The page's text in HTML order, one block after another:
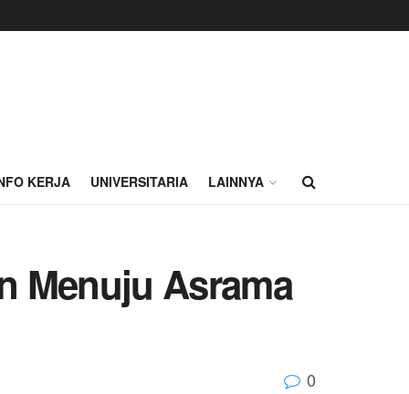
KERJA UNIVERSITARIA LAINNYA
Menuju Asrama
0